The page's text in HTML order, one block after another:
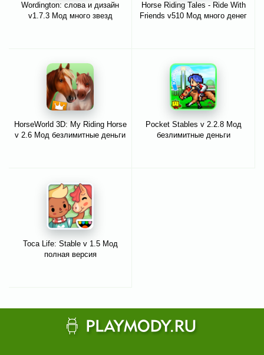
Wordington: слова и дизайн
v1.7.3 Мод много звезд
Horse Riding Tales - Ride With
Friends v510 Мод много денег
HorseWorld 3D: My Riding Horse
v 2.6 Мод безлимитные деньги
Pocket Stables v 2.2.8 Мод
безлимитные деньги
Toca Life: Stable v 1.5 Мод
полная версия